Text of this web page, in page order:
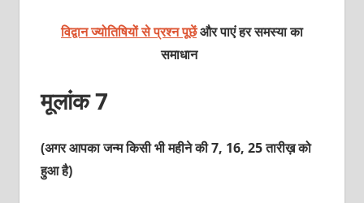
विद्वान ज्योतिषियों से प्रश्न पूछेंऔर पाएं हर समस्या का
समाधान
मूलांक 7
(अगर आपका जन्म किसी भी महीने की 7, 16, 25 तारीख़ को
हुआ है)